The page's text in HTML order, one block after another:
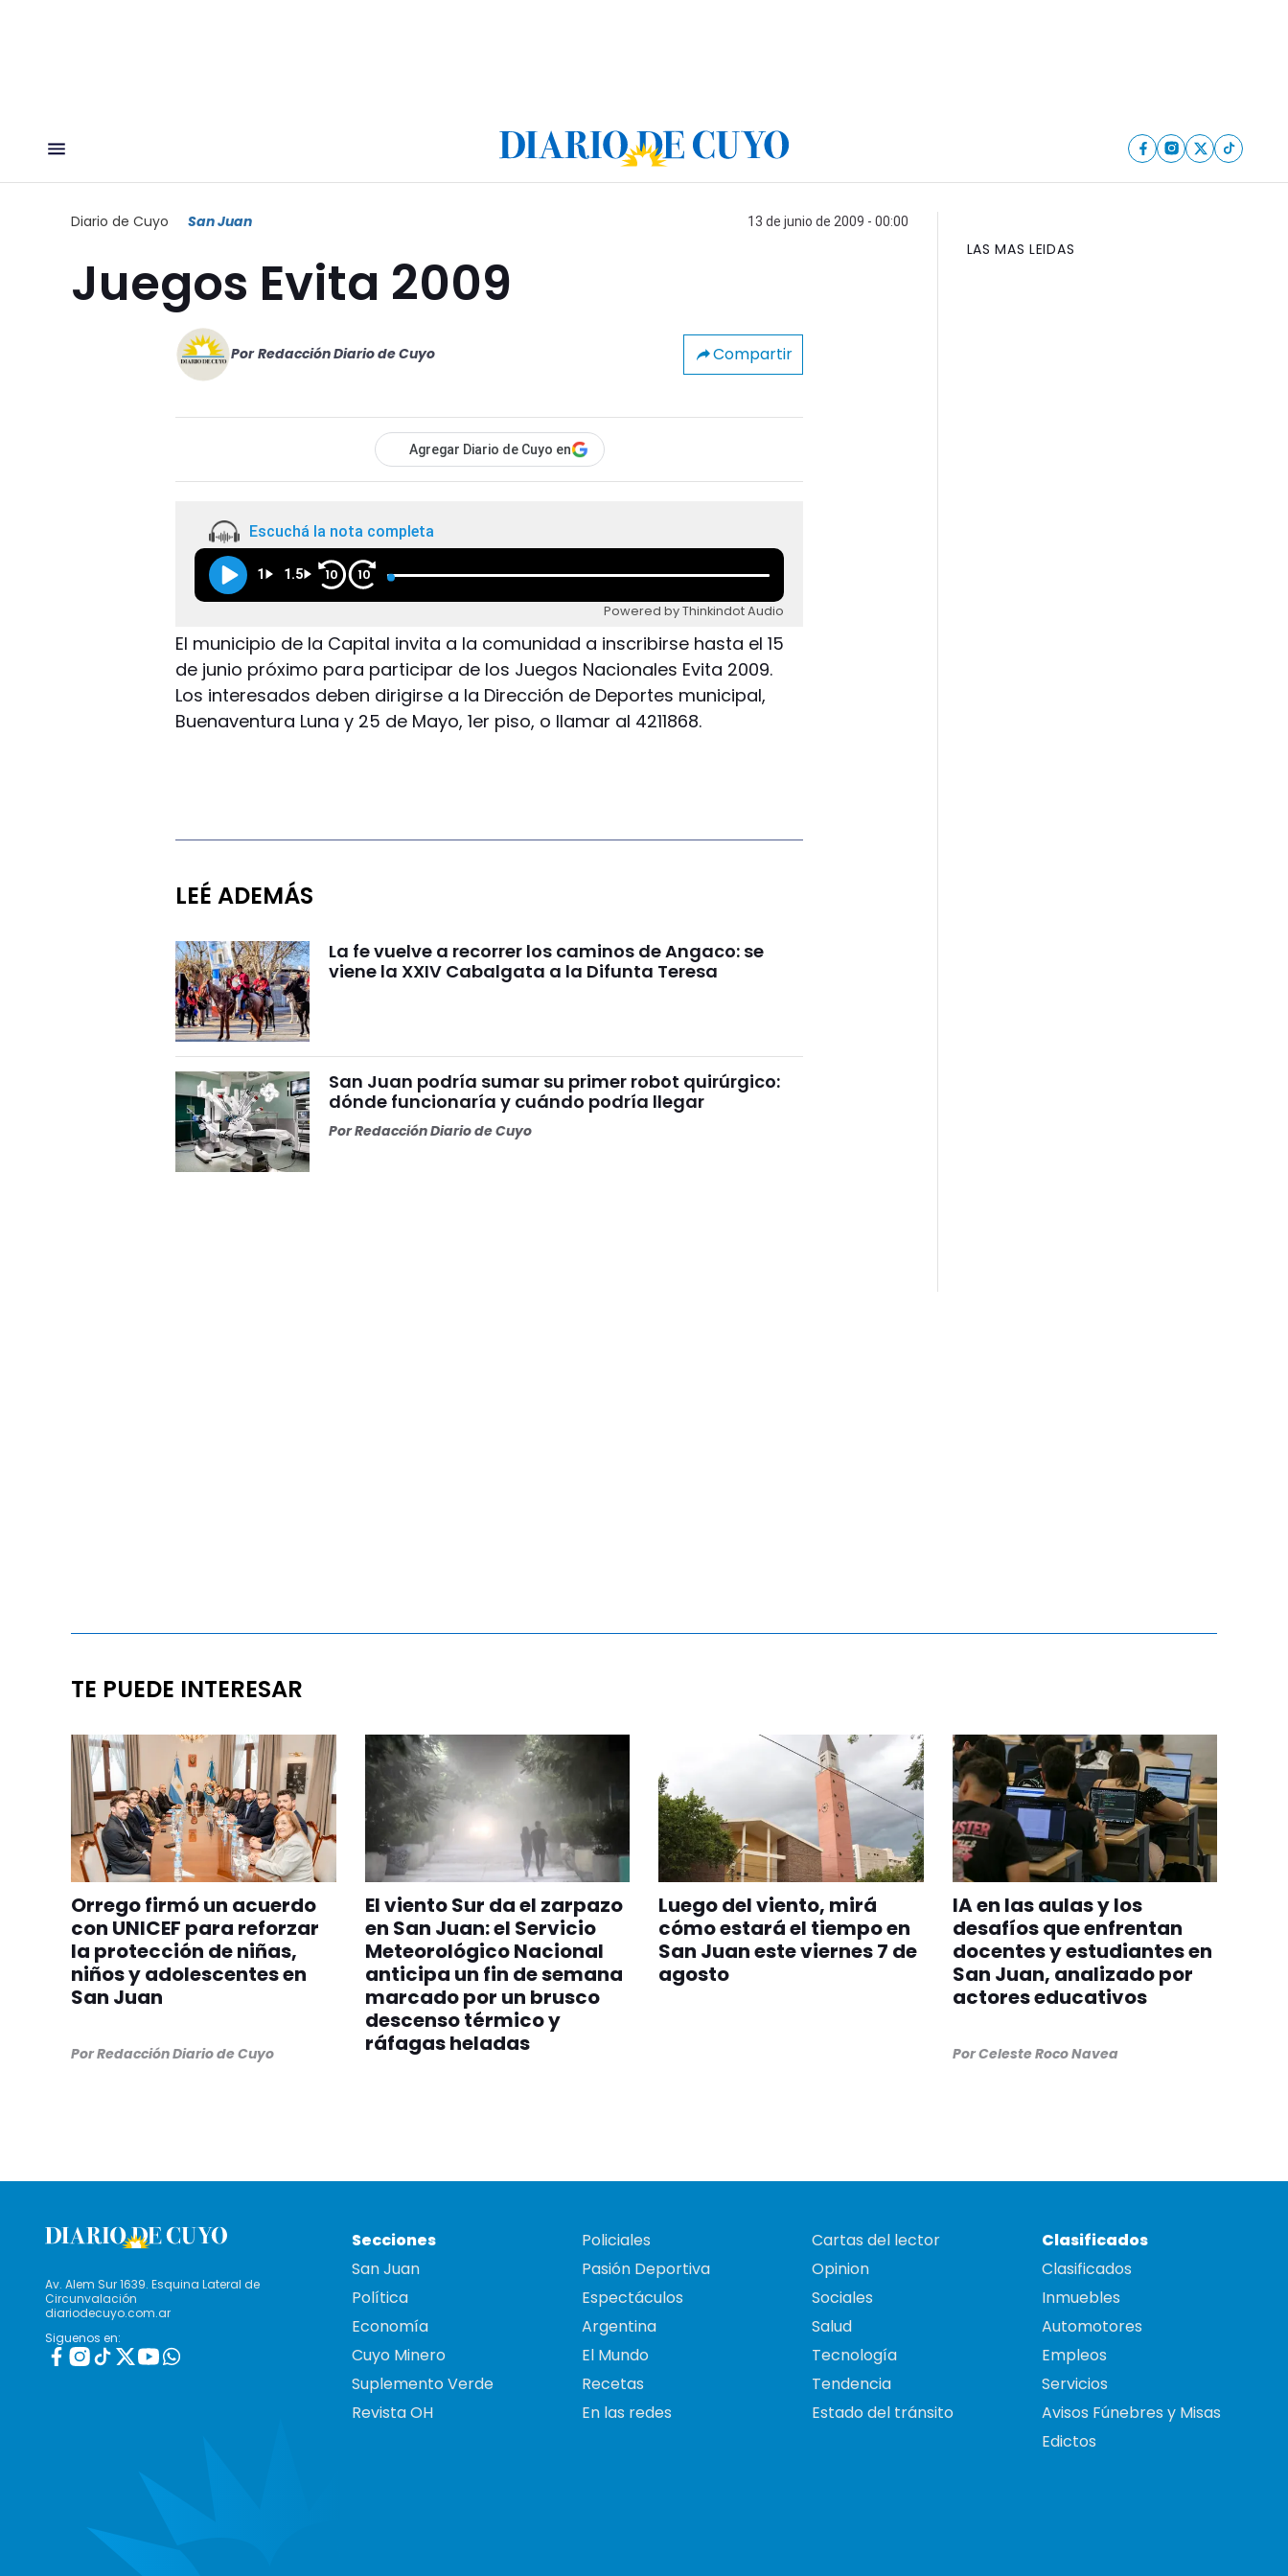
Diario de Cuyo San Juan 13 de junio de 2009 - 00:00
Juegos Evita 2009
Por Redacción Diario de Cuyo Compartir
Agregar Diario de Cuyo en
Escuchá la nota completa
1 1.5 10 10
Powered by Thinkindot Audio
El municipio de la Capital invita a la comunidad a inscribirse hasta el 15
de junio próximo para participar de los Juegos Nacionales Evita 2009.
Los interesados deben dirigirse a la Dirección de Deportes municipal,
Buenaventura Luna y 25 de Mayo, 1er piso, o llamar al 4211868.
LEÉ ADEMÁS
La fe vuelve a recorrer los caminos de Angaco: se
viene la XXIV Cabalgata a la Difunta Teresa
San Juan podría sumar su primer robot quirúrgico:
dónde funcionaría y cuándo podría llegar
PorRedacción Diario de Cuyo
LAS MAS LEIDAS
TE PUEDE INTERESAR
Orrego firmó un acuerdo
con UNICEF para reforzar
la protección de niñas,
niños y adolescentes en
San Juan
PorRedacción Diario de Cuyo
El viento Sur da el zarpazo
en San Juan: el Servicio
Meteorológico Nacional
anticipa un fin de semana
marcado por un brusco
descenso térmico y
ráfagas heladas
Luego del viento, mirá
cómo estará el tiempo en
San Juan este viernes 7 de
agosto
IA en las aulas y los
desafíos que enfrentan
docentes y estudiantes en
San Juan, analizado por
actores educativos
PorCeleste Roco Navea
Av. Alem Sur 1639. Esquina Lateral de
Circunvalación
diariodecuyo.com.ar
Siguenos en:
Secciones
San Juan
Política
Economía
Cuyo Minero
Suplemento Verde
Revista OH
Policiales
Pasión Deportiva
Espectáculos
Argentina
El Mundo
Recetas
En las redes
Cartas del lector
Opinion
Sociales
Salud
Tecnología
Tendencia
Estado del tránsito
Clasificados
Clasificados
Inmuebles
Automotores
Empleos
Servicios
Avisos Fúnebres y Misas
Edictos